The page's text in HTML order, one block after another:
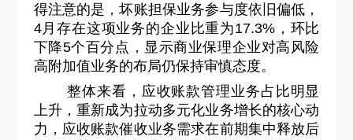
得注意的是，坏账担保业务参与度依旧偏低，
4月存在这项业务的企业比重为17.3%，环比
下降5个百分点，显示商业保理企业对高风险
高附加值业务的布局仍保持审慎态度。
整体来看，应收账款管理业务占比明显
上升，重新成为拉动多元化业务增长的核心动
力，应收账款催收业务需求在前期集中释放后